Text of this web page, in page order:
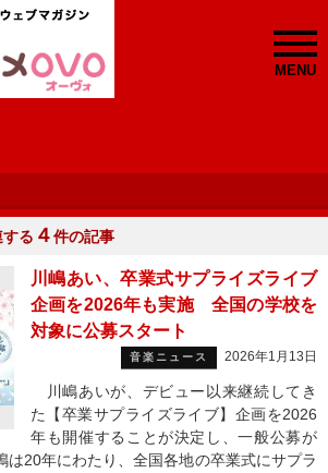
MENU
する ４件の記事
川嶋あい、卒業式サプライズライブ
企画を2026年も実施 全国の学校を
対象に公募スタート
音楽ニュース 2026年1月13日
川嶋あいが、デビュー以来継続してき
た【卒業サプライズライブ】企画を2026
年も開催することが決定し、一般公募が
20年にわたり、全国各地の卒業式にサプラ